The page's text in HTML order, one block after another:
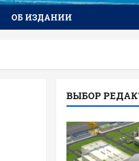
ОБ ИЗДАНИИ
ВЫБОР